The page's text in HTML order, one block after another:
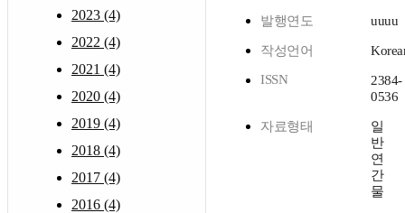
2023 (4)
2022 (4)
2021 (4)
2020 (4)
2019 (4)
2018 (4)
2017 (4)
2016 (4)
발행연도 uuuu
작성언어
ISSN
2384-
0536
자료형태
일
반
연
간
물